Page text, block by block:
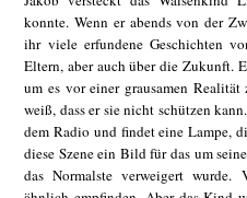
konnte. Wenn er abends von der
ihr viele erfundene Geschichten
Eltern, aber auch über die Zukunft.
um es vor einer grausamen
weiß, dass er sie nicht schützen
dem Radio und findet eine Lampe,
diese Szene ein Bild für das um
das Normalste verweigert wurde.